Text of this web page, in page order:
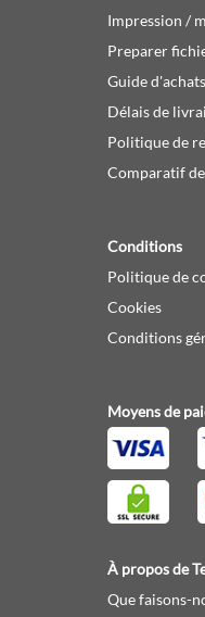
Impression /
Preparer
Guide d'achats
Délais de
Politique de
Comparatif
Conditions
Politique de
Cookies
Conditions
Moyens de
À propos de
Que faisons-